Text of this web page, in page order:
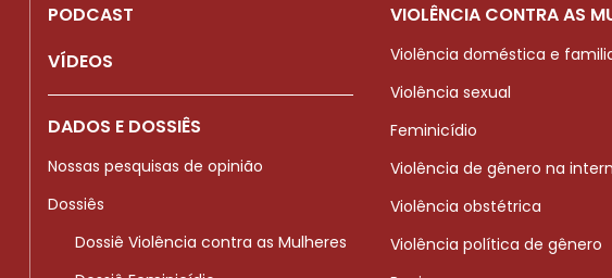
PODCAST
VÍDEOS
DADOS E DOSSIÊS
Nossas pesquisas de opinião
Dossiês
Dossiê Violência contra as Mulheres
VIOLÊNCIA CONTRA AS
Violência doméstica e
Violência sexual
Feminicídio
Violência de gênero na
Violência obstétrica
Violência política de gênero